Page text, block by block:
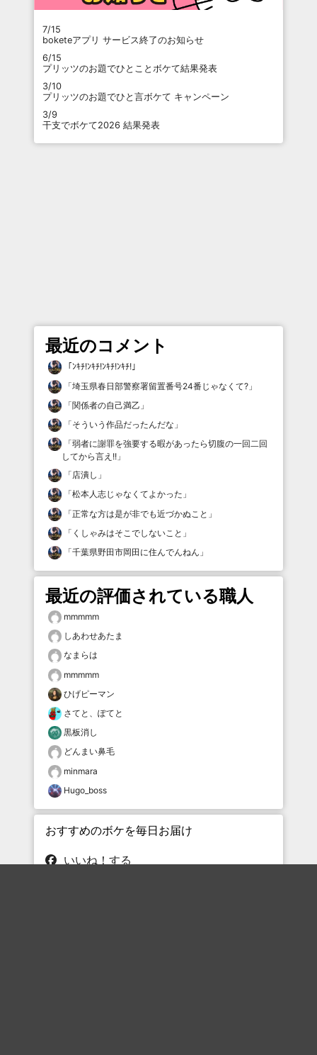
7/15
boketeアプリ サービス終了のお知らせ
6/15
プリッツのお題でひとことボケて結果発表
3/10
プリッツのお題でひと言ボケて キャンペーン
3/9
干支でボケて2026 結果発表
最近のコメント
「ﾝｷﾁ!ﾝｷﾁ!ﾝｷﾁ!ﾝｷﾁ! 」
「埼玉県春日部警察署留置番号24番じゃなくて? 」
「関係者の自己満乙 」
「そういう作品だったんだな 」
「弱者に謝罪を強要する暇があったら切腹の一回二回
してから言え!! 」
「店潰し 」
「松本人志じゃなくてよかった 」
「正常な方は是が非でも近づかぬこと 」
「 くしゃみはそこでしないこと 」
「千葉県野田市岡田に住んでんねん 」
最近の評価されている職人
mmmmm
しあわせあたま
なまらは
mmmmm
ひげピーマン
さてと、ぽてと
黒板消し
どんまい鼻毛
minmara
Hugo_boss
おすすめのボケを毎日お届け
いいね！する